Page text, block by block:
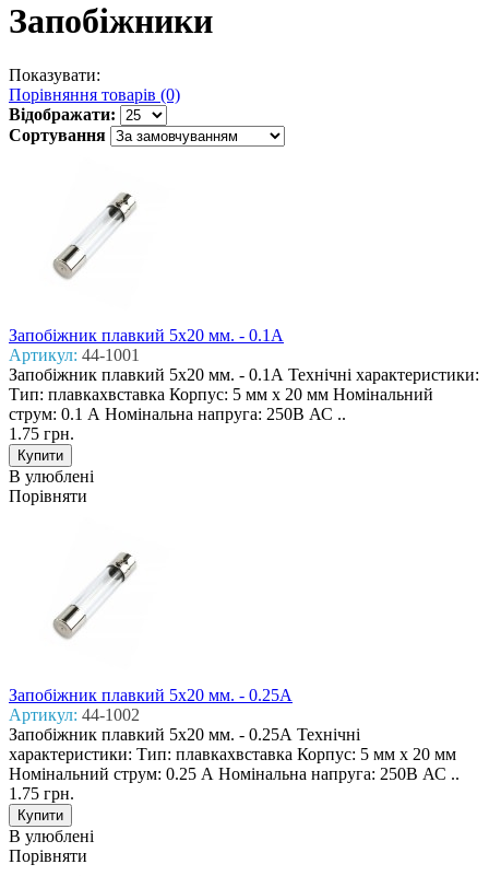
Запобіжники
Показувати:
Порівняння товарів (0)
Відображати:
Сортування
Запобіжник плавкий 5x20 мм. - 0.1А
Артикул: 44-1001
Запобіжник плавкий 5x20 мм. - 0.1А Технічні характеристики:
Тип: плавкахвставка Корпус: 5 мм х 20 мм Номінальний
струм: 0.1 А Номінальна напруга: 250В АС ..
1.75 грн.
В улюблені
Порівняти
Запобіжник плавкий 5x20 мм. - 0.25А
Артикул: 44-1002
Запобіжник плавкий 5x20 мм. - 0.25А Технічні
характеристики: Тип: плавкахвставка Корпус: 5 мм х 20 мм
Номінальний струм: 0.25 А Номінальна напруга: 250В АС ..
1.75 грн.
В улюблені
Порівняти